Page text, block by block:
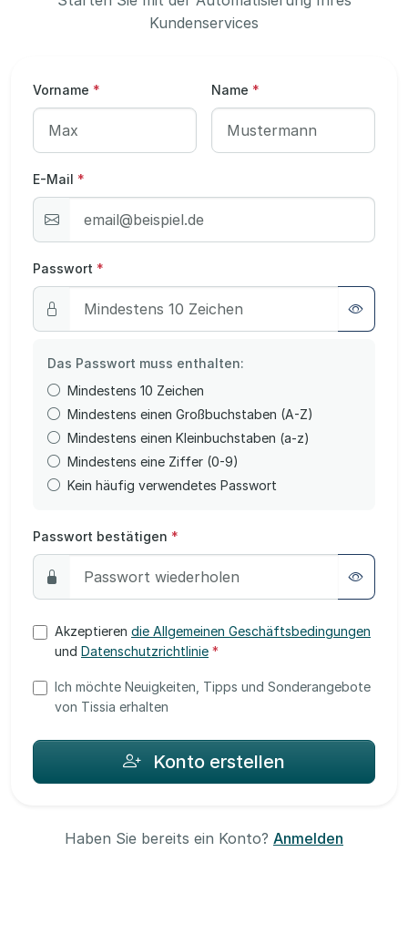
Kundenservices
Vorname * Name *
E-Mail *
Passwort *
Das Passwort muss enthalten:
Mindestens 10 Zeichen
Mindestens einen Großbuchstaben (A-Z)
Mindestens einen Kleinbuchstaben (a-z)
Mindestens eine Ziffer (0-9)
Kein häufig verwendetes Passwort
Passwort bestätigen *
Akzeptieren die Allgemeinen Geschäftsbedingungen
und Datenschutzrichtlinie *
Ich möchte Neuigkeiten, Tipps und Sonderangebote
von Tissia erhalten
Konto erstellen
Haben Sie bereits ein Konto? Anmelden